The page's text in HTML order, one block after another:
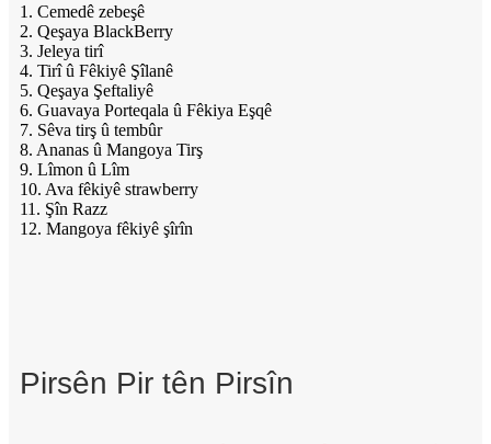
1. Cemedê zebeşê
2. Qeşaya BlackBerry
3. Jeleya tirî
4. Tirî û Fêkiyê Şîlanê
5. Qeşaya Şeftaliyê
6. Guavaya Porteqala û Fêkiya Eşqê
7. Sêva tirş û tembûr
8. Ananas û Mangoya Tirş
9. Lîmon û Lîm
10. Ava fêkiyê strawberry
11. Şîn Razz
12. Mangoya fêkiyê şîrîn
Pirsên Pir tên Pirsîn